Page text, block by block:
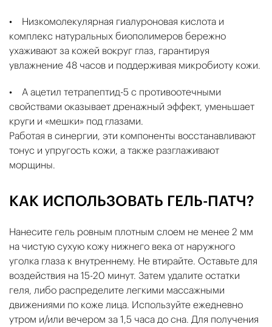
• Низкомолекулярная гиалуроновая кислота и
комплекс натуральных биополимеров бережно
ухаживают за кожей вокруг глаз, гарантируя
увлажнение 48 часов и поддерживая микробиоту кожи.
• А ацетил тетрапептид-5 с противоотечными
свойствами оказывает дренажный эффект, уменьшает
круги и «мешки» под глазами.
Работая в синергии, эти компоненты восстанавливают
тонус и упругость кожи, а также разглаживают
морщины.
КАК ИСПОЛЬЗОВАТЬ ГЕЛЬ-ПАТЧ?
Нанесите гель ровным плотным слоем не менее 2 мм
на чистую сухую кожу нижнего века от наружного
уголка глаза к внутреннему. Не втирайте. Оставьте для
воздействия на 15-20 минут. Затем удалите остатки
геля, либо распределите легкими массажными
движениями по коже лица. Используйте ежедневно
утром и/или вечером за 1,5 часа до сна. Для получения